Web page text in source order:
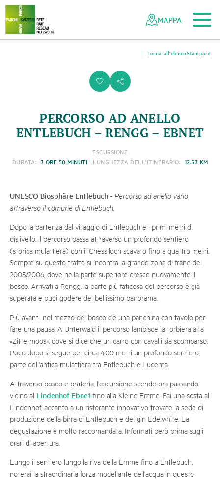
Navigazione
nella
rete
dei
Navigazione
rapida
Al contenuto principale
Alla navigazione mobile
Alla ricerca
Al piè di pagina
Alla mappa del sito
MAPPA
i s
Stampare
Torna all'elenco
PERCORSO AD ANELLO
ENTLEBUCH – RENGG – EBNET
ESCURSIONE
DURATA: 3 ORE 50 MINUTI LUNGHEZZA DELL'ITINERARIO: 12.33 KM
UNESCO Biosphäre Entlebuch - Percorso ad anello vario
attraverso il comune di Entlebuch.
Dopo la partenza dal villaggio di Entlebuch e i primi metri di
dislivello, il percorso passa attraverso un profondo sentiero
(storica mulattiera) con il Chessiloch scavato fino a quattro metri.
Sempre su questo tratto si incontra la grande zona di frane del
2005/2006, dove nella parte superiore cresce nuovamente il
bosco. Arrivati a Rengg, la parte più faticosa del percorso è già
superata e puoi godere del bellissimo panorama.
Più avanti, nel mezzo del bosco c'è una panchina con tavolo per
fare una pausa. A Unterwald il percorso lambisce la torbiera alta
«Zittermoos», dove si dice che un carro con cavalli sia scomparso.
Poco dopo si segue per circa 400 metri un profondo sentiero,
parte dell'antica mulattiera tra Entlebuch e Lucerna.
Attraverso bosco e prateria, l'escursione scende ora passando
vicino al Lindenhof Ebnet fino alla Kleine Emme. Fai una sosta al
Lindenhof, accanto a un ristorante innovativo trovate la sede di
produzione della birra di Entlebuch e del gin Edelwhite. La
degustazione è molto raccomandata. Informati però prima sugli
orari di apertura.
Lungo il sentiero lungo la riva della Emme fino a Entlebuch,
noterai la straordinaria forza modellante dell'acqua in questo